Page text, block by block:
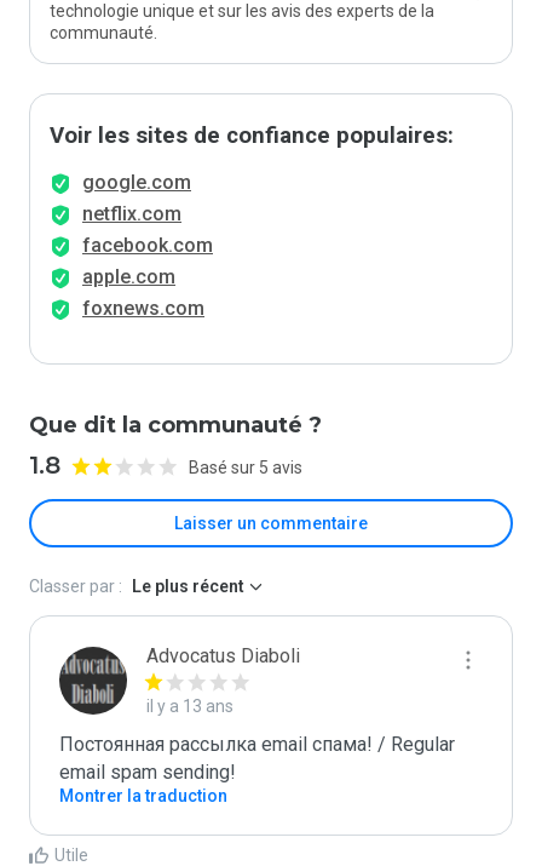
technologie unique et sur les avis des experts de la
communauté.
Voir les sites de confiance populaires:
google.com
netflix.com
facebook.com
apple.com
foxnews.com
Que dit la communauté ?
1.8 Basé sur 5 avis
Laisser un commentaire
Classer par : Le plus récent
Advocatus Diaboli
il y a 13 ans
Постоянная рассылка email спама! / Regular
email spam sending!
Montrer la traduction
Utile